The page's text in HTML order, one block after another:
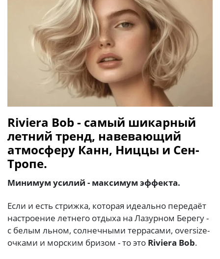
Riviera Bob - самый шикарный
летний тренд, навевающий
атмосферу Канн, Ниццы и Сен-
Тропе.
Минимум усилий - максимум эффекта.
Если и есть стрижка, которая идеально передаёт
настроение летнего отдыха на Лазурном Берегу -
с белым льном, солнечными террасами, oversize-
очками и морским бризом - то это Riviera Bob.